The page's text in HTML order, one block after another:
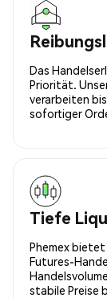
Das
Priorität.
verarbeiten
sofortiger
Tiefe
Phemex
Futures-
stabile Preise